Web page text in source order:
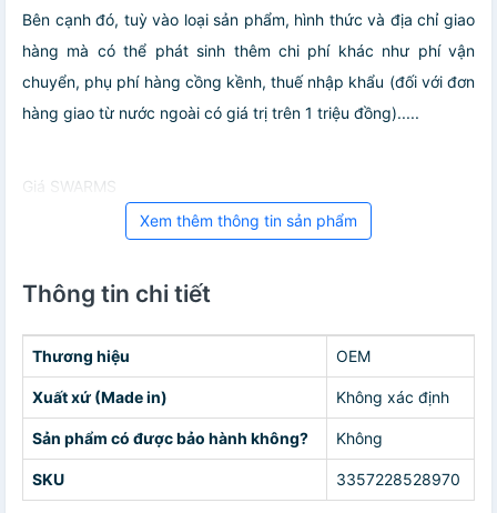
Bên cạnh đó, tuỳ vào loại sản phẩm, hình thức và địa chỉ giao
hàng mà có thể phát sinh thêm chi phí khác như phí vận
chuyển, phụ phí hàng cồng kềnh, thuế nhập khẩu (đối với đơn
hàng giao từ nước ngoài có giá trị trên 1 triệu đồng).....
Giá SWARMS
Xem thêm thông tin sản phẩm
Thông tin chi tiết
Thương hiệu OEM
Xuất xứ (Made in) Không xác định
Sản phẩm có được bảo hành không? Không
SKU 3357228528970